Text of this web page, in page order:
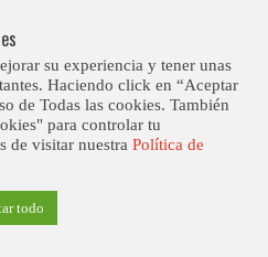
Pollet"
su experiencia y tener unas
Haciendo click en “Aceptar
de Todas las cookies. También
para controlar tu
de visitar nuestra Política de
todo